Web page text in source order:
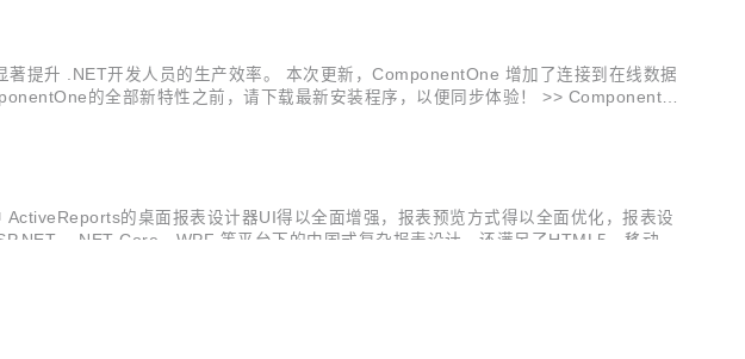
提升 .NET开发人员的生产效率。 本次更新，ComponentOne 增加了连接到在线数据
的全部新特性之前，请下载最新安装程序，以便同步体验！ >> ComponentOn
的桌面报表设计器UI得以全面增强，报表预览方式得以全面优化，报表设
、.NET Core、WPF 等平台下的中国式复杂报表设计，还满足了HTML5、移动跨